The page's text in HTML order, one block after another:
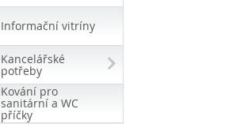
Informační vitríny
Kancelářské
potřeby
Kování pro
sanitární a WC
příčky